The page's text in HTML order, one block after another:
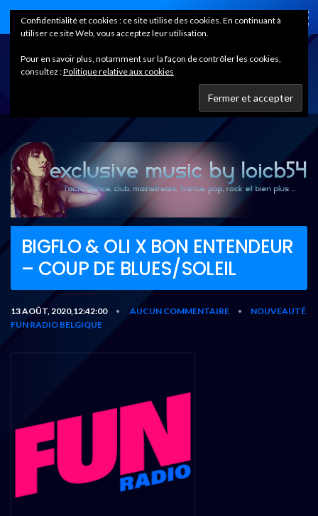
Home
BIGFLO & OLI X BON ENTENDEUR
– COUP DE BLUES/SOLEIL
13 AOÛT, 2020,12:42:00 • AUCUN COMMENTAIRE •
NOUVEAUTÉ
FUN RADIO BELGIQUE
Confidentialité et cookies : ce site utilise des cookies. En continuant à
utiliser ce site Web, vous acceptez leur utilisation.
Pour en savoir plus, notamment sur la façon de contrôler les cookies,
consultez :Politique relative aux cookies